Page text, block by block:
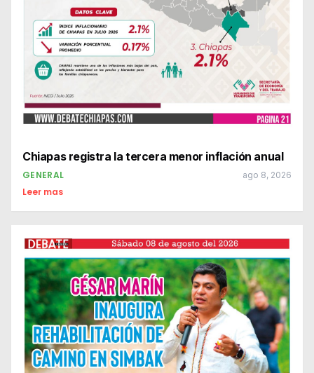
Chiapas registra la tercera menor inflación anual
GENERAL ago 8, 2026
Leer mas